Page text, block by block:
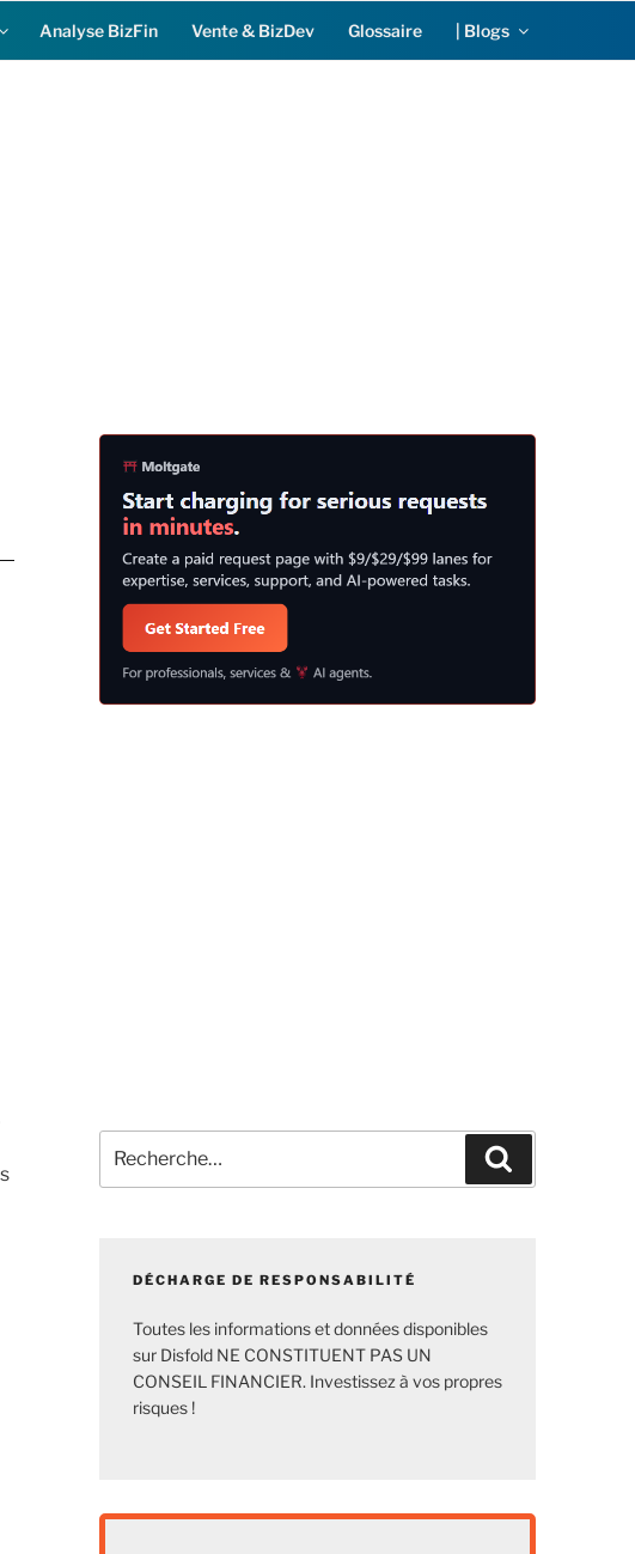
Analyse BizFin Vente & BizDev Glossaire | Blogs
pour
:
DÉCHARGE DE RESPONSABILITÉ
Toutes les informations et données disponibles
sur Disfold NE CONSTITUENT PAS UN
CONSEIL FINANCIER. Investissez à vos propres
risques !